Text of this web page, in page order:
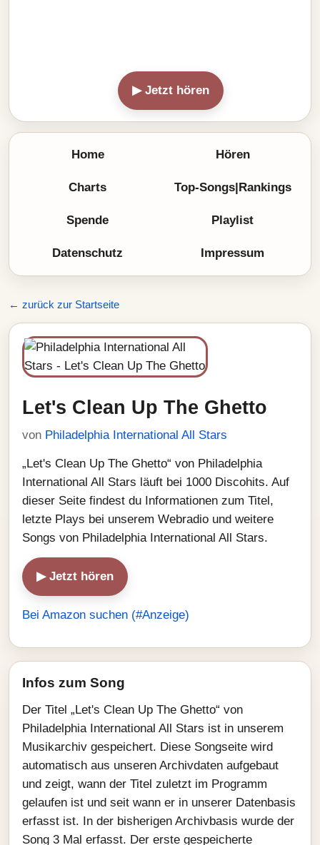
▶ Jetzt hören
Home Hören
Charts Top-Songs|Rankings
Spende Playlist
Datenschutz Impressum
← zurück zur Startseite
Let's Clean Up The Ghetto
von Philadelphia International All Stars
„Let's Clean Up The Ghetto“ von Philadelphia
International All Stars läuft bei 1000 Discohits. Auf
dieser Seite findest du Informationen zum Titel,
letzte Plays bei unserem Webradio und weitere
Songs von Philadelphia International All Stars.
▶ Jetzt hören
Bei Amazon suchen (#Anzeige)
Infos zum Song
Der Titel „Let's Clean Up The Ghetto“ von
Philadelphia International All Stars ist in unserem
Musikarchiv gespeichert. Diese Songseite wird
automatisch aus unseren Archivdaten aufgebaut
und zeigt, wann der Titel zuletzt im Programm
gelaufen ist und seit wann er in unserer Datenbasis
erfasst ist. In der bisherigen Archivbasis wurde der
Song 3 Mal erfasst. Der erste gespeicherte